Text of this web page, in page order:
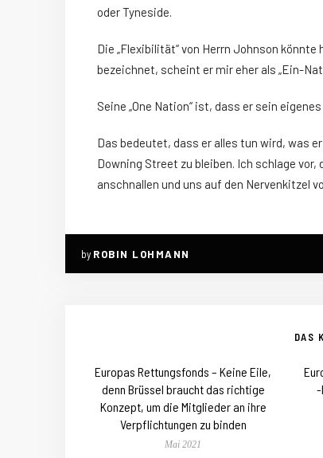
oder Tyneside.
Die „Flexibilität“ von Herrn Johnson
bezeichnet, scheint er mir eher als „Ein-
Seine „One Nation“ ist, dass er sein
Das bedeutet, dass er alles tun wird, was
Downing Street zu bleiben. Ich schlage
anschnallen und uns auf den Nervenkitzel
by ROBIN LOHMANN
DAS
Europas Rettungsfonds – Keine Eile,
denn Brüssel braucht das richtige
Konzept, um die Mitglieder an ihre
Verpflichtungen zu binden
Mai 2021